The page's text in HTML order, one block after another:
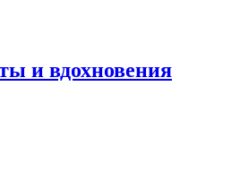
и вдохновения